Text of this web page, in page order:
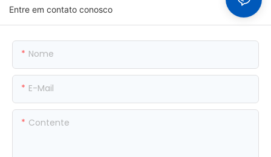
Entre em contato conosco
Nome
E-Mail
Contente